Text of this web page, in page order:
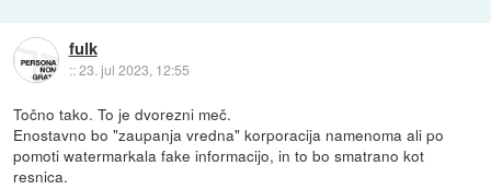
fulk
::23. jul 2023, 12:55
Točno tako. To je dvorezni meč.
Enostavno bo "zaupanja vredna" korporacija namenoma ali po
pomoti watermarkala fake informacijo, in to bo smatrano kot
resnica.